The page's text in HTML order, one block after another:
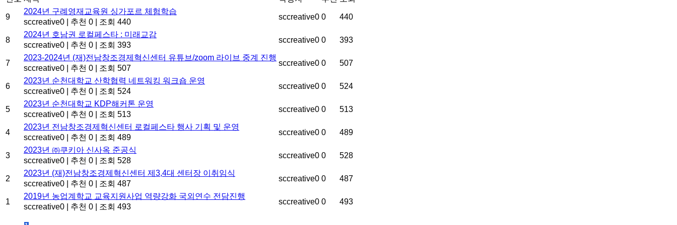
9
2024년 구례영재교육원 싱가포르 체험학습
sccreative0
추천 0 조회 440
sccreative0 0 440
8
2024년 호남권 로컬페스타 : 미래교감
sccreative0
추천 0 조회 393
sccreative0 0 393
7
2023-2024년 (재)전남창조경제혁신센터 유튜브/zoom 라이브 중계 진행
sccreative0
추천 0 조회 507
sccreative0 0 507
6
2023년 순천대학교 산학협력 네트워킹 워크숍 운영
sccreative0
추천 0 조회 524
sccreative0 0 524
5
2023년 순천대학교 KDP해커톤 운영
sccreative0
추천 0 조회 513
sccreative0 0 513
4
2023년 전남창조경제혁신센터 로컬페스타 행사 기획 및 운영
sccreative0
추천 0 조회 489
sccreative0 0 489
3
2023년 ㈜쿠키아 신사옥 준공식
sccreative0
추천 0 조회 528
sccreative0 0 528
2
2023년 (재)전남창조경제혁신센터 제3,4대 센터장 이취임식
sccreative0
추천 0 조회 487
sccreative0 0 487
1
2019년 농업계학교 교육지원사업 역량강화 국외연수 전담진행
sccreative0
추천 0 조회 493
sccreative0 0 493